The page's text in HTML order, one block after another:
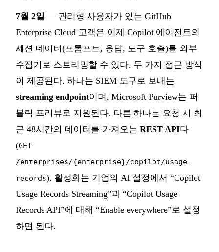
7월 2일 — 관리형 사용자가 있는 GitHub
Enterprise Cloud 고객은 이제 Copilot 에이전트의
세션 데이터(프롬프트, 응답, 도구 호출)를 외부
수집기로 스트리밍할 수 있다. 두 가지 접근 방식
이 제공된다. 하나는 SIEM 도구로 보내는
streaming endpoint이며, Microsoft Purview는 퍼
블릭 프리뷰로 지원된다. 다른 하나는 요청 시 최
근 48시간의 데이터를 가져오는 REST API다
(GET
/enterprises/{enterprise}/copilot/usage-
records). 활성화는 기업의 AI 설정에서 “Copilot
Usage Records Streaming”과 “Copilot Usage
Records API”에 대해 “Enable everywhere”로 설정
하면 된다.